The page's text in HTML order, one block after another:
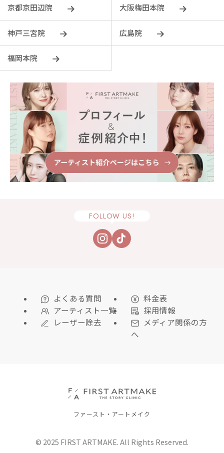
京都京田辺院 大阪梅田本院
神戸三宮院 広島院
福岡本院
FOLLOW US!
よくある質問
料金表
アーティスト一覧
採用情報
レーザー除去
メディア関係の方
へ
ファースト・アートメイク
© 2025 FIRST ARTMAKE. All Rights Reserved.